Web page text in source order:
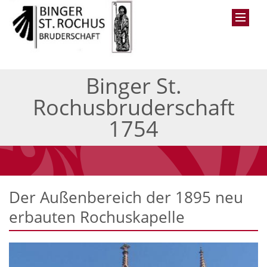
Binger St.
Rochusbruderschaft
1754
Der Außenbereich der 1895 neu
erbauten Rochuskapelle